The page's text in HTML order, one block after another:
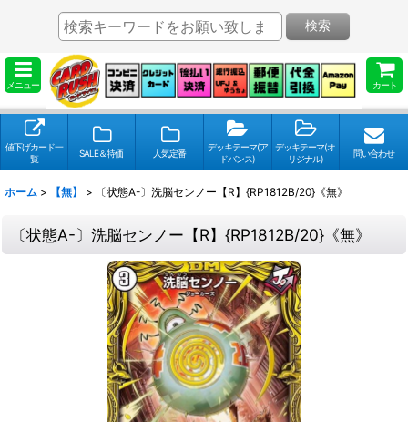
メニュー カート
検索
値下げカード一
覧
SALE＆特価 人気定番
デッキテーマ(ア
ドバンス)
デッキテーマ(オ
リジナル)
問い合わせ
ホーム > 【無】 > 〔状態A-〕洗脳センノー【R】{RP1812B/20}《無》
〔状態A-〕洗脳センノー【R】{RP1812B/20}《無》